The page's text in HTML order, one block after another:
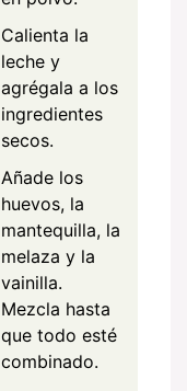
Calienta la
leche y
agrégala a los
ingredientes
secos.
Añade los
huevos, la
mantequilla, la
melaza y la
vainilla.
Mezcla hasta
que todo esté
combinado.